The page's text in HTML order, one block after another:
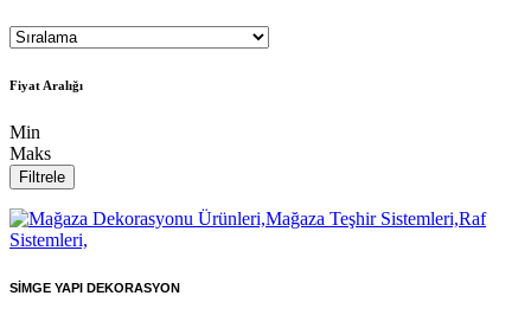
Fiyat Aralığı
Min
Maks
Filtrele
SİMGE YAPI DEKORASYON